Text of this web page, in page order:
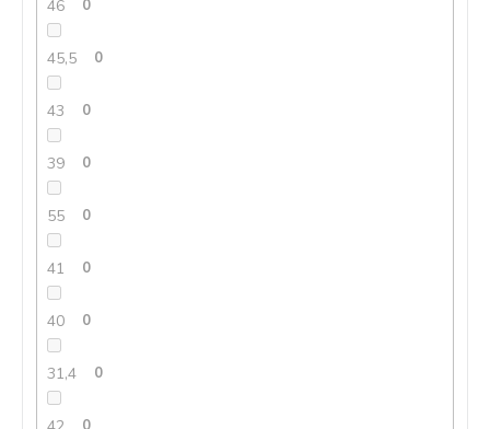
46 0
45,5 0
43 0
39 0
55 0
41 0
40 0
31,4 0